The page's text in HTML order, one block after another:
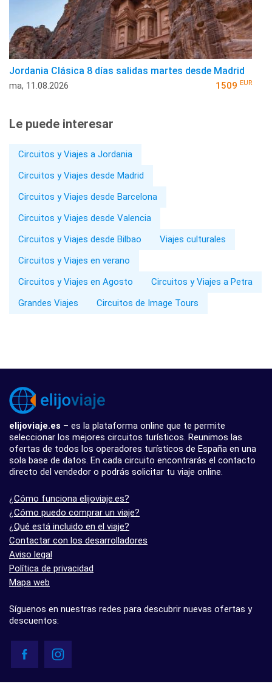
Jordania Clásica 8 días salidas martes desde Madrid
ma, 11.08.2026 1509 EUR
Le puede interesar
Circuitos y Viajes a Jordania
Circuitos y Viajes desde Madrid
Circuitos y Viajes desde Barcelona
Circuitos y Viajes desde Valencia
Circuitos y Viajes desde Bilbao
Viajes culturales
Circuitos y Viajes en verano
Circuitos y Viajes en Agosto
Circuitos y Viajes a Petra
Grandes Viajes
Circuitos de Image Tours
elijoviaje.es – es la plataforma online que te permite
seleccionar los mejores circuitos turísticos. Reunimos las
ofertas de todos los operadores turísticos de España en una
sola base de datos. En cada circuito encontrarás el contacto
directo del vendedor o podrás solicitar tu viaje online.
¿Cómo funciona elijoviaje.es?
¿Cómo puedo comprar un viaje?
¿Qué está incluido en el viaje?
Contactar con los desarrolladores
Aviso legal
Política de privacidad
Mapa web
Síguenos en nuestras redes para descubrir nuevas ofertas y
descuentos: